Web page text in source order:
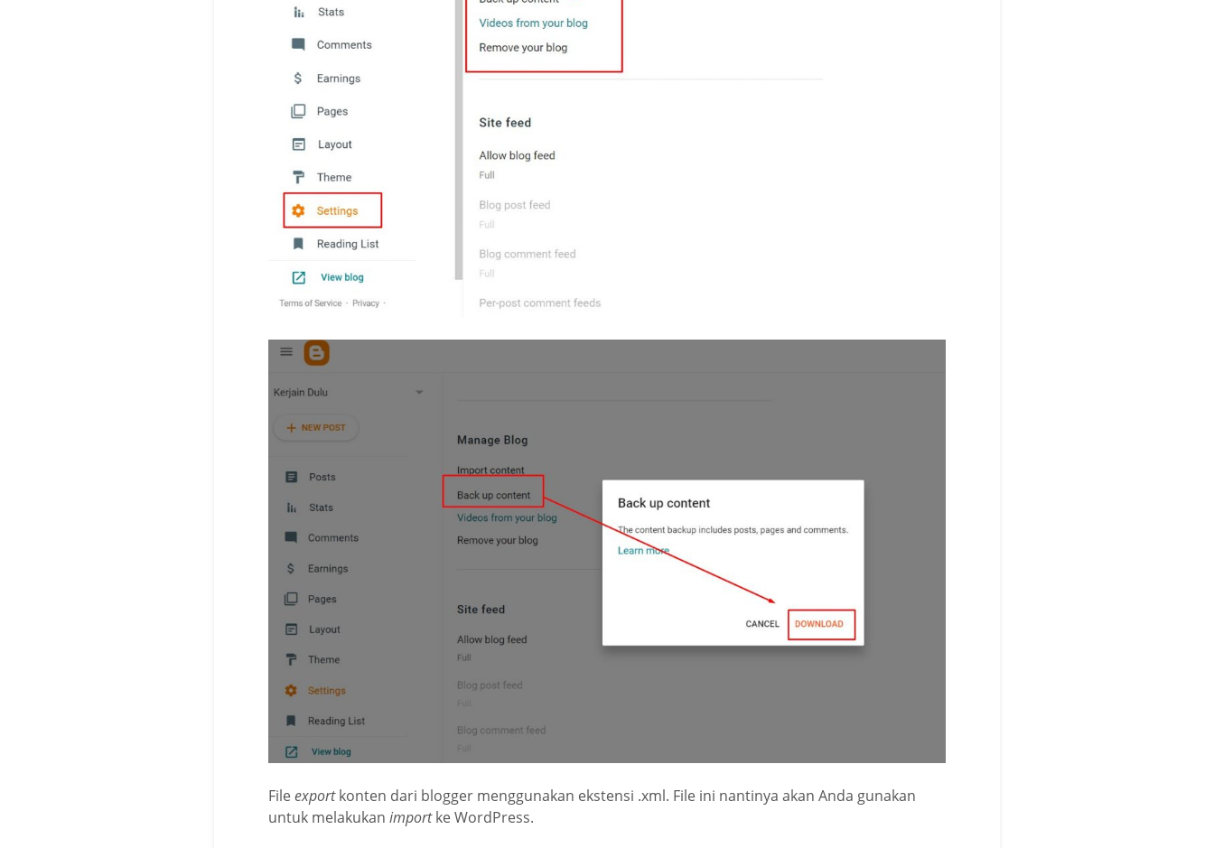
Fileexportkonten dari blogger menggunakan ekstensi .xml. File ini nantinya akan Anda gunakan
untuk melakukan importke WordPress.